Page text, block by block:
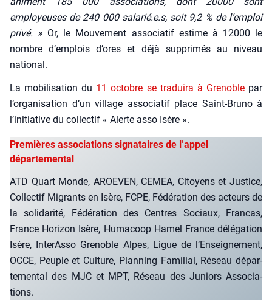
employeuses de 240 000 salarié.e.s, soit 9,2 % de l’emploi
pri­vé. » Or, le Mou­ve­ment asso­cia­tif estime à 12000 le
nombre d’emplois d’ores et déjà sup­pri­més au niveau
natio­nal.
La mobi­li­sa­tion du 11 octobre se tra­dui­ra à Gre­noblepar
l’organisation d’un vil­lage asso­cia­tif place Saint-Bru­no à
l’initiative du col­lec­tif « Alerte asso Isère ».
Premières associations signataires de l’appel
départemental
ATD Quart Monde, AROEVEN, CEMEA, Citoyens et Jus­tice,
Col­lec­tif Migrants en Isère, FCPE, Fédé­ra­tion des acteurs de
la soli­da­ri­té, Fédé­ra­tion des Centres Sociaux, Fran­cas,
France Hori­zon Isère, Huma­coop Hamel France délé­ga­tion
Isère, Inter­As­so Gre­noble Alpes, Ligue de l’Enseignement,
OCCE, Peuple et Culture, Plan­ning Fami­lial, Réseau dépar­
te­men­tal des MJC et MPT, Réseau des Juniors Asso­cia­
tions.